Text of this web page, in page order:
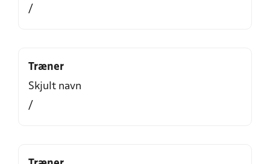
/
Træner
Skjult navn
/